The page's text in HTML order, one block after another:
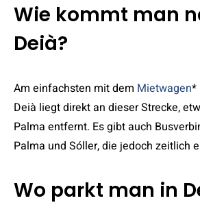
Wie kommt man
Deià?
Am einfachsten mit dem Mietwagen*
Deià liegt direkt an dieser Strecke,
Palma entfernt. Es gibt auch
Palma und Sóller, die jedoch zeitlich
Wo parkt man in